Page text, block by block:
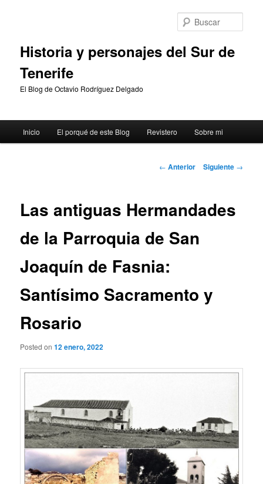
Historia y personajes del Sur de
Tenerife
El Blog de Octavio Rodríguez Delgado
principal
Inicio El porqué de este Blog Revistero Sobre mi
Navegación
← Anterior Siguiente →
Las antiguas Hermandades
de la Parroquia de San
Joaquín de Fasnia:
Santísimo Sacramento y
Rosario
Posted on12 enero, 2022